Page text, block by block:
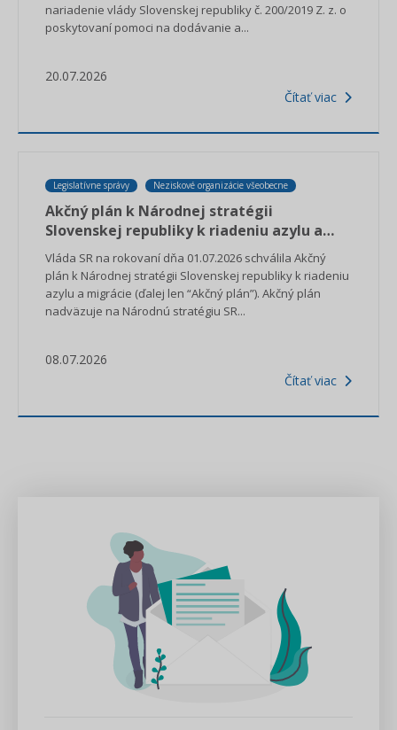
nariadenie vlády Slovenskej republiky č. 200/2019 Z. z. o
poskytovaní pomoci na dodávanie a...
20.07.2026
Čítať viac
Legislatívne správy Neziskové organizácie všeobecne
Akčný plán k Národnej stratégii
Slovenskej republiky k riadeniu azylu a
migrácie
Vláda SR na rokovaní dňa 01.07.2026 schválila Akčný
plán k Národnej stratégii Slovenskej republiky k riadeniu
azylu a migrácie (ďalej len “Akčný plán”). Akčný plán
nadväzuje na Národnú stratégiu SR...
08.07.2026
Čítať viac